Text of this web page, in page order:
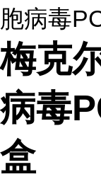
胞病毒
梅克
病毒
盒